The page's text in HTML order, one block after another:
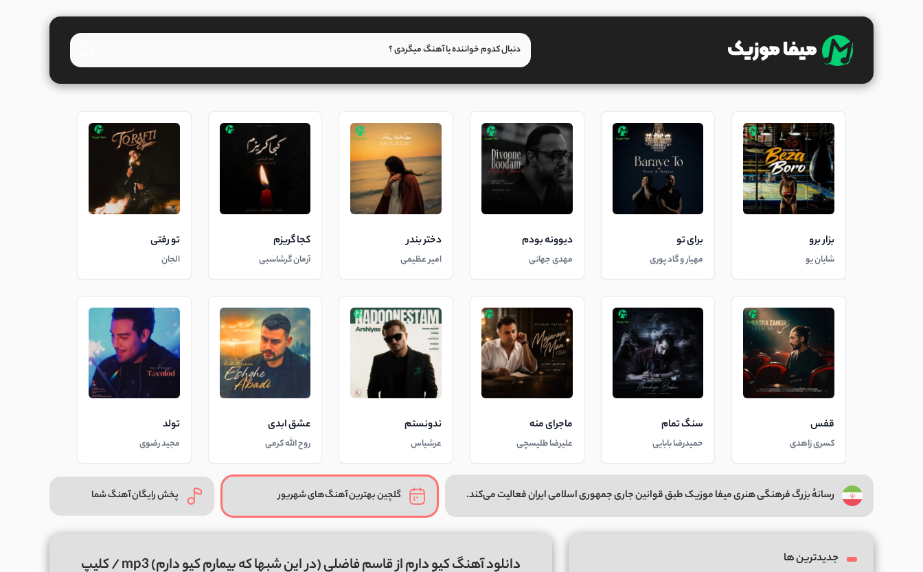
بزار برو
شایان یو
برای تو
مهیار و گاد پوری
دیوونه بودم
مهدی جهانی
دختر بندر
امیر عظیمی
کجا گریزم
آرمان گرشاسبی
تو رفتی
الجان
قفس
کسری زاهدی
سنگ تمام
حمیدرضا بابایی
ماجرای منه
علیرضا طلیسچی
ندونستم
عرشیاس
عشق ابدی
روح الله کرمی
تولد
مجید رضوی
رسانهٔ بزرگ فرهنگی هنری میفا موزیک طبق قوانین جاری جمهوری اسلامی ایران فعالیت می‌کند. گلچین بهترین آهنگ‌های شهریور پخش رایگان آهنگ شما
دانلود آهنگ کیو دارم از قاسم فاضلی (در این شبها که بیمارم کیو دارم) mp3 / کلیپ
جدیدترین ها